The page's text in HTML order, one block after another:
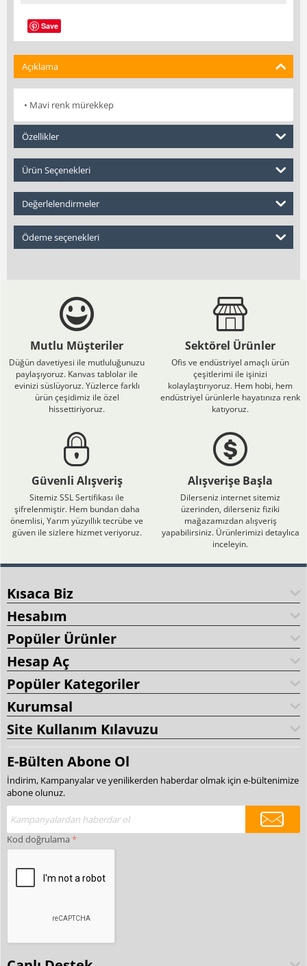
Save
Açıklama
• Mavi renk mürekkep
Özellikler
Ürün Seçenekleri
Değerlelendirmeler
Ödeme seçenekleri
Mutlu Müşteriler
Düğün davetiyesi ile mutluluğunuzu
paylaşıyoruz. Kanvas tablolar ile
evinizi süslüyoruz. Yüzlerce farklı
ürün çeşidimiz ile özel
hissettiriyoruz.
Sektörel Ürünler
Ofis ve endüstriyel amaçlı ürün
çeşitlerimi ile işinizi
kolaylaştırıyoruz. Hem hobi, hem
endüstriyel ürünlerle hayatınıza renk
katıyoruz.
Güvenli Alışveriş
Sitemiz SSL Sertifikası ile
şifrelenmiştir. Hem bundan daha
önemlisi, Yarım yüzyıllık tecrübe ve
güven ile sizlere hizmet veriyoruz.
Alışverişe Başla
Dilerseniz internet sitemiz
üzerinden, dilerseniz fiziki
mağazamızdan alışveriş
yapabilirsiniz. Ürünlerimizi detaylıca
inceleyin.
Kısaca Biz
Hesabım
Popüler Ürünler
Hesap Aç
Popüler Kategoriler
Kurumsal
Site Kullanım Kılavuzu
E-Bülten Abone Ol
İndirim, Kampanyalar ve yenilikerden haberdar olmak için e-bültenimize
abone olunuz.
Kod doğrulama